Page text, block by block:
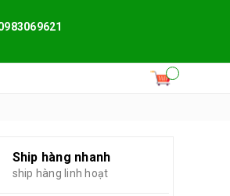
Ship hàng nhanh
ship hàng linh hoạt